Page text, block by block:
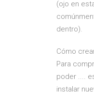
(ojo en
dentro).
Cómo
Para
poder ....
instalar